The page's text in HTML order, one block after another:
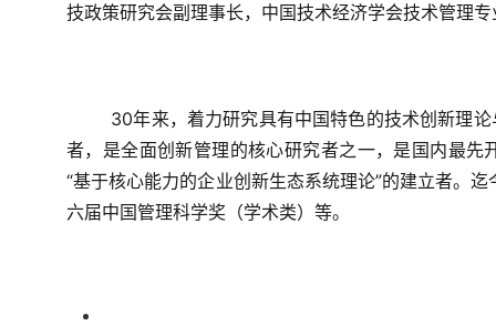
技政策研究会副理事长，中国技术经济学会技术管理
30年来，着力研究具有中国特色的技术创新理
者，是全面创新管理的核心研究者之一，是国内最
“基于核心能力的企业创新生态系统理论”的建立者。
六届中国管理科学奖（学术类）等。